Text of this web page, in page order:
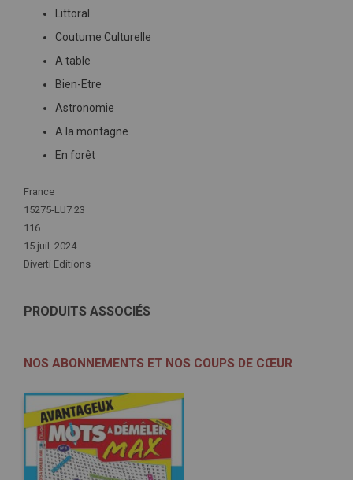
Littoral
Coutume Culturelle
A table
Bien-Etre
Astronomie
A la montagne
En forêt
Plus
d'infos
France
15275-LU7 23
116
15 juil. 2024
Diverti Editions
PRODUITS ASSOCIÉS
NOS ABONNEMENTS ET NOS COUPS DE CŒUR